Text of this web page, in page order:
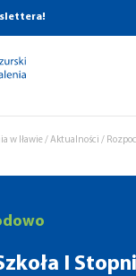
w Iławie/ Aktualności /
I